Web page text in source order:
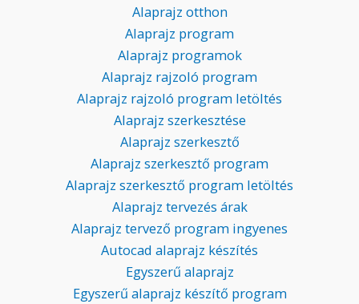
Alaprajz otthon
Alaprajz program
Alaprajz programok
Alaprajz rajzoló program
Alaprajz rajzoló program letöltés
Alaprajz szerkesztése
Alaprajz szerkesztő
Alaprajz szerkesztő program
Alaprajz szerkesztő program letöltés
Alaprajz tervezés árak
Alaprajz tervező program ingyenes
Autocad alaprajz készítés
Egyszerű alaprajz
Egyszerű alaprajz készítő program